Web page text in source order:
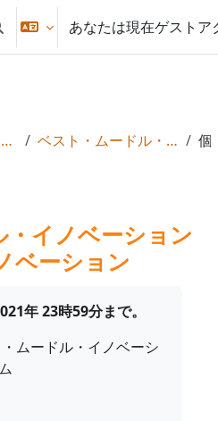
る
索入力に切り替えるあなたは現在ゲスト
ベストイノベーション賞とコースウェア賞 ベスト・ムードル・イノベーション賞2020 -- 推薦イノベーション
イノベーション
ベーション
年 23時59分まで。
ムードル・イノベーシ